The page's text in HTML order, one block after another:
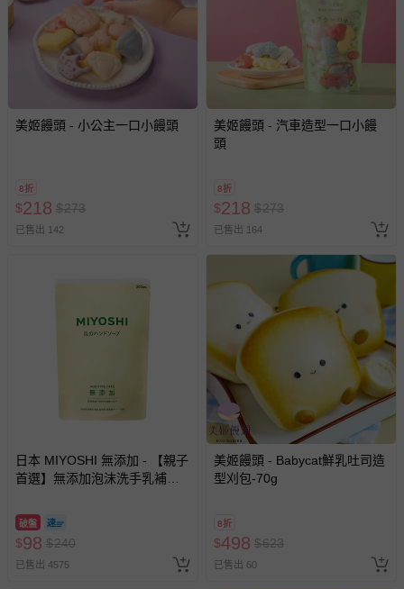
美姬饅頭 - 小公主一口小饅頭
8折
$218 $273
已售出 142
美姬饅頭 - 汽車造型一口小饅
頭
8折
$218 $273
已售出 164
日本 MIYOSHI 無添加 - 【親子
首選】無添加泡沫洗手乳補充
破盤
$98 $240
已售出 4575
美姬饅頭 - Babycat鮮乳吐司造
型刈包-70g
8折
$498 $623
已售出 60